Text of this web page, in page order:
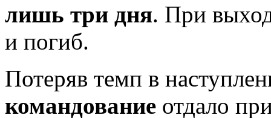
лишь три дня. При
и погиб.
Потеряв темп в
командование отдало